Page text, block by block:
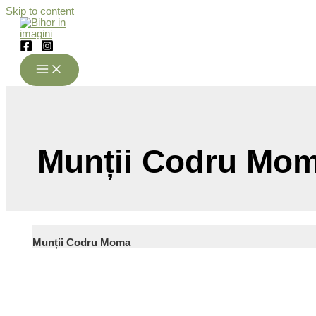
Skip to content
Munții Codru
Munții Codru Moma